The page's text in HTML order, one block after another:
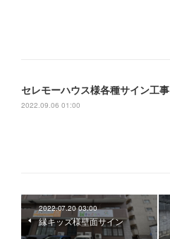
セレモーハウス様各種サイン工事
2022.09.06 01:00
2022.07.20 03:00
縁キッズ様壁面サイン